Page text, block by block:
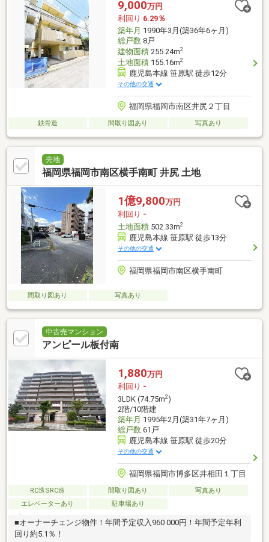
9,000万円
利回り 6.29％
築年月 1990年3月(築36年6ヶ月)
総戸数8戸
建物面積255.24m2
土地面積155.16m2
鹿児島本線 笹原駅 徒歩12分
その他の交通
福岡県福岡市南区井尻２丁目
鉄骨造 間取り図あり 写真あり
売地
福岡県福岡市南区横手南町 井尻 土地
1億9,800万円
利回り -
土地面積502.33m2
鹿児島本線 笹原駅 徒歩13分
その他の交通
福岡県福岡市南区横手南町
間取り図あり 写真あり
中古売マンション
アンピール板付南
1,880万円
利回り -
3LDK (74.75m2)
2階/10階建
築年月 1995年2月(築31年7ヶ月)
総戸数61戸
鹿児島本線 笹原駅 徒歩20分
その他の交通
福岡県福岡市博多区井相田１丁目
RC造SRC造 間取り図あり
写真あり
エレベーターあり
駐車場あり
■オーナーチェンジ物件！年間予定収入960 000円！年間予定年利
回り約5.1％！